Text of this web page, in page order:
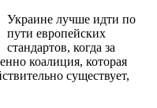
Украине лучше идти по
пути европейских
стандартов, когда за
коалиция, которая
существует,